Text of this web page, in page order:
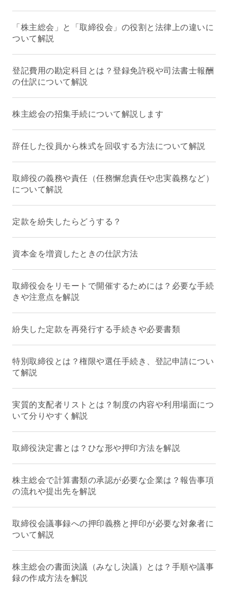
「株主総会」と「取締役会」の役割と法律上の違いに
ついて解説
登記費用の勘定科目とは？登録免許税や司法書士報酬
の仕訳について解説
株主総会の招集手続について解説します
辞任した役員から株式を回収する方法について解説
取締役の義務や責任（任務懈怠責任や忠実義務など）
について解説
定款を紛失したらどうする？
資本金を増資したときの仕訳方法
取締役会をリモートで開催するためには？必要な手続
きや注意点を解説
紛失した定款を再発行する手続きや必要書類
特別取締役とは？権限や選任手続き、登記申請につい
て解説
実質的支配者リストとは？制度の内容や利用場面につ
いて分りやすく解説
取締役決定書とは？ひな形や押印方法を解説
株主総会で計算書類の承認が必要な企業は？報告事項
の流れや提出先を解説
取締役会議事録への押印義務と押印が必要な対象者に
ついて解説
株主総会の書面決議（みなし決議）とは？手順や議事
録の作成方法を解説